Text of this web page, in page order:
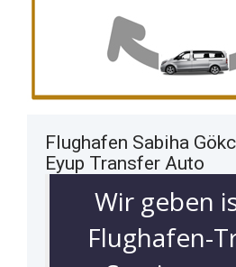
Flughafen Sabiha
Eyup Transfer Auto
Wir geben
Flughafen-